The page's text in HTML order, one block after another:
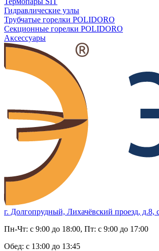
Гидравлические узлы
Трубчатые горелки POLIDORO
Секционные горелки POLIDORO
Аксессуары
г. Долгопрудный, Лихачёвский проезд, д.8,
Пн-Чт: с 9:00 до 18:00, Пт: с 9:00 до 17:00
Обед: с 13:00 до 13:45